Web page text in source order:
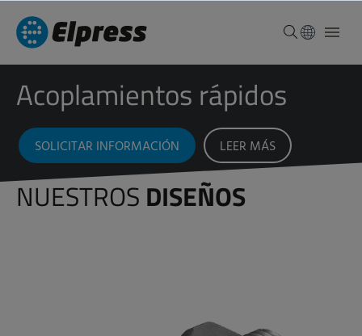
Acoplamientos rápidos
SOLICITAR INFORMACIÓN LEER MÁS
NUESTROS DISEÑOS